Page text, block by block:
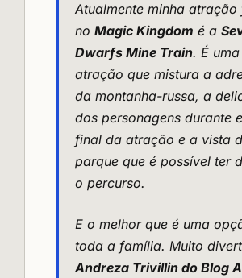
Atualmente minha
no Magic Kingdom é a
Dwarfs Mine Train. É uma
atração que mistura a
da montanha-russa, a
dos personagens durante
final da atração e a vista
parque que é possível ter
o percurso.
E o melhor que é uma
toda a família. Muito
Andreza Trivillin do Blog